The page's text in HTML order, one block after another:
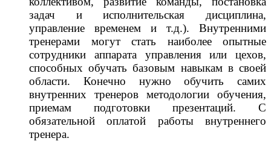
задач и исполнительская дисциплина,
управление временем и т.д.). Внутренними
тренерами могут стать наиболее опытные
сотрудники аппарата управления или цехов,
способных обучать базовым навыкам в своей
области. Конечно нужно обучить самих
внутренних тренеров методологии обучения,
приемам подготовки презентаций. С
обязательной оплатой работы внутреннего
тренера.